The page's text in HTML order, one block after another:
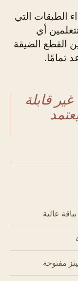
الطبقات التي
أي
القطع الضيقة
تمامًا.
قابلة
عالية
مفتوحة